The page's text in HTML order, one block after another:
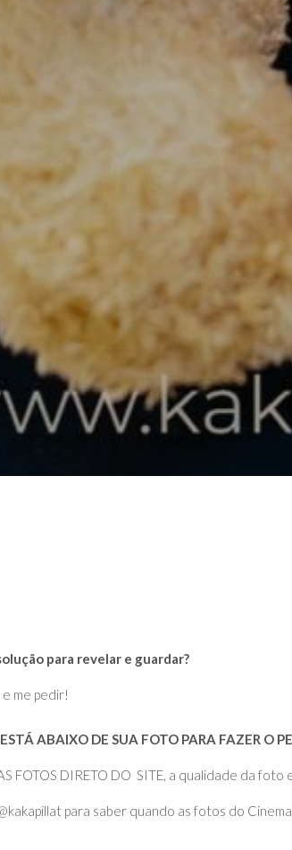
para revelar e guardar?
me pedir!
ABAIXO DE SUA FOTO PARA FAZER O
FOTOS DIRETO DO SITE, a qualidade da
para saber quando as fotos do